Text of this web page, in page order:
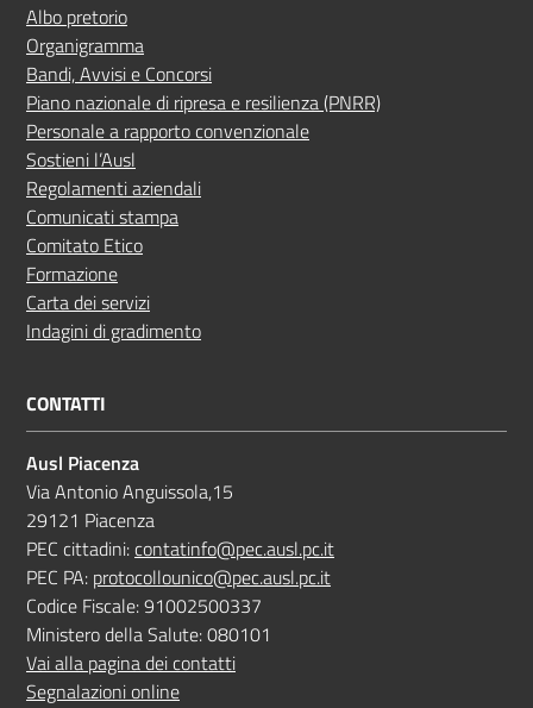
Albo pretorio
Organigramma
Bandi, Avvisi e Concorsi
Piano nazionale di ripresa e resilienza (PNRR)
Personale a rapporto convenzionale
Sostieni l’Ausl
Regolamenti aziendali
Comunicati stampa
Comitato Etico
Formazione
Carta dei servizi
Indagini di gradimento
CONTATTI
Ausl Piacenza
Via Antonio Anguissola,15
29121 Piacenza
PEC cittadini:contatinfo@pec.ausl.pc.it
PEC PA: protocollounico@pec.ausl.pc.it
Codice Fiscale: 91002500337
Ministero della Salute: 080101
Vai alla pagina dei contatti
Segnalazioni online